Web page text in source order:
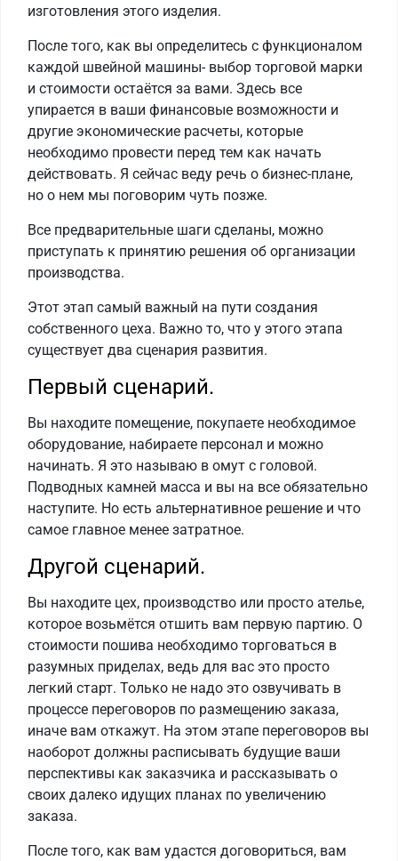
изготовления этого изделия.
После того, как вы определитесь с функционалом
каждой швейной машины- выбор торговой марки
и стоимости остаётся за вами. Здесь все
упирается в ваши финансовые возможности и
другие экономические расчеты, которые
необходимо провести перед тем как начать
действовать. Я сейчас веду речь о бизнес-плане,
но о нем мы поговорим чуть позже.
Все предварительные шаги сделаны, можно
приступать к принятию решения об организации
производства.
Этот этап самый важный на пути создания
собственного цеха. Важно то, что у этого этапа
существует два сценария развития.
Первый сценарий.
Вы находите помещение, покупаете необходимое
оборудование, набираете персонал и можно
начинать. Я это называю в омут с головой.
Подводных камней масса и вы на все обязательно
наступите. Но есть альтернативное решение и что
самое главное менее затратное.
Другой сценарий.
Вы находите цех, производство или просто ателье,
которое возьмётся отшить вам первую партию. О
стоимости пошива необходимо торговаться в
разумных приделах, ведь для вас это просто
легкий старт. Только не надо это озвучивать в
процессе переговоров по размещению заказа,
иначе вам откажут. На этом этапе переговоров вы
наоборот должны расписывать будущие ваши
перспективы как заказчика и рассказывать о
своих далеко идущих планах по увеличению
заказа.
После того, как вам удастся договориться, вам